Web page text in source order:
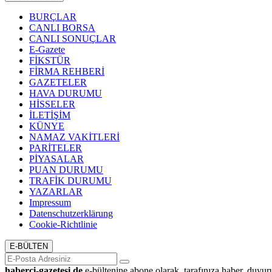
BURÇLAR
CANLI BORSA
CANLI SONUÇLAR
E-Gazete
FİKSTÜR
FİRMA REHBERİ
GAZETELER
HAVA DURUMU
HİSSELER
İLETİŞİM
KÜNYE
NAMAZ VAKİTLERİ
PARİTELER
PİYASALAR
PUAN DURUMU
TRAFİK DURUMU
YAZARLAR
Impressum
Datenschutzerklärung
Cookie-Richtlinie
E-BÜLTEN